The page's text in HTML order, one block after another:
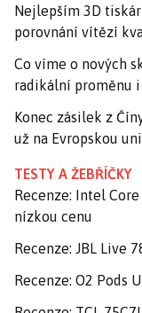
Nejlepším 3D
porovnání vítězí
Co víme o nových
radikální proměnu
Konec zásilek z
už na Evropskou
TESTY A ŽEBŘÍČKY
Recenze: Intel
nízkou cenu
Recenze: JBL Live
Recenze: O2 Pods